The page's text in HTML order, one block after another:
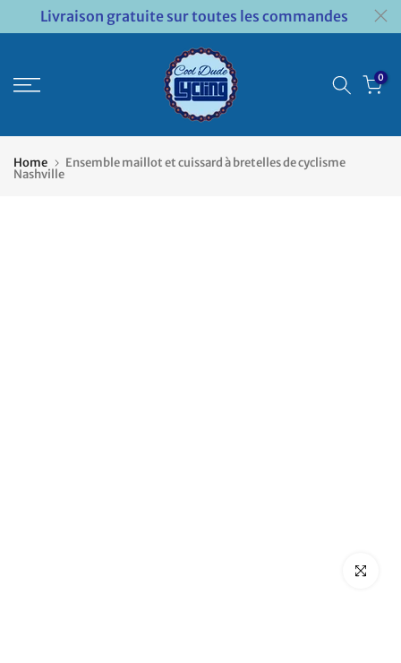
PasserLivraison gratuite sur toutes les commandes
0
Home Ensemble maillot et cuissard à bretelles de cyclisme
Nashville
Cliquez